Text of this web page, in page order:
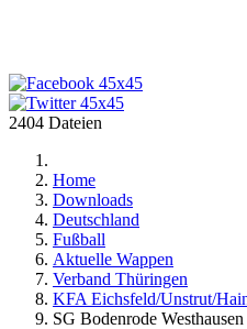
2404 Dateien
Home
Downloads
Deutschland
Fußball
Aktuelle Wappen
Verband Thüringen
KFA Eichsfeld/Unstrut/
SG Bodenrode Westhausen